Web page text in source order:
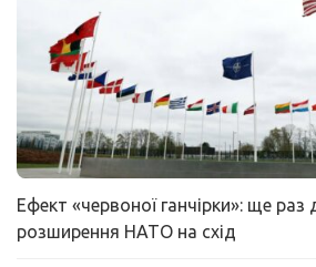
Ефект «червоної ганчірки»: ще
розширення НАТО на схід